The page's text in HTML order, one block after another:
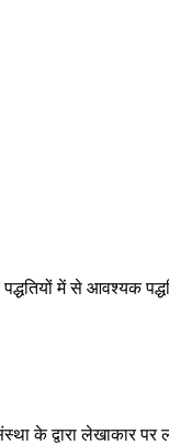
पद्धतियों में से आवश्यक
के द्वारा लेखाकार